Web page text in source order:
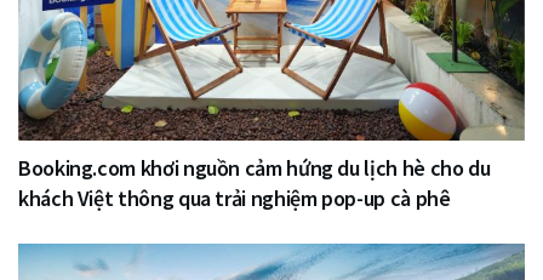
Booking.com khơi nguồn cảm hứng du lịch hè cho du
khách Việt thông qua trải nghiệm pop-up cà phê